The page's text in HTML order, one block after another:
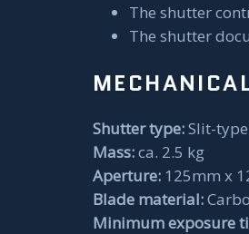
The shutter
The shutter
Shutter type:Slit-
Mass:ca. 2.5 kg
Aperture: 125mm x
Blade material:
Minimum exposure